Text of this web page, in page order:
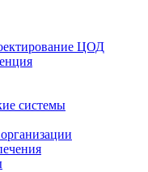
ЦОД
системы